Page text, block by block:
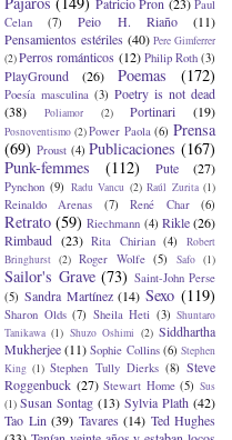
Paul
Celan
(7) Peio H. Riaño
(11)
Pensamientos estériles (40) Pere Gimferrer
(2)Perros románticos (12) Philip Roth (3)
PlayGround (26) Poemas (172)
Poesía masculina (3) Poetry is not dead
(38)
Poliamor (2) Portinari (19)
Posnoventismo (2) Power Paola (6) Prensa
(69) Proust (4) Publicaciones (167)
Punk-femmes
(112) Pute (27)
Pynchon (9) Radu Vancu (2) Raúl Zurita (1)
Reinaldo Arenas (7) René Char (6)
Retrato (59) Riechmann (4) Rikle (26)
Rimbaud (23) Rita Chirian (4)
Robert
Bringhurst (2) Roger Wolfe (5) Safo (1)
Sailor's Grave (73) Saint-John Perse
(5) Sandra Martínez (14) Sexo (119)
Sharon Olds (7) Sheila Heti (3) Shuntaro
Tanikawa (1) Shuzo Oshimi (2) Siddhartha
Mukherjee (11) Sophie Collins (6) Stephen
King (1) Stephen Tully Dierks (8) Steve
Roggenbuck (27) Stewart Home (5) Sus
(1) Susan Sontag (13) Sylvia Plath (42)
Tao Lin (39) Tavares (14) Ted Hughes